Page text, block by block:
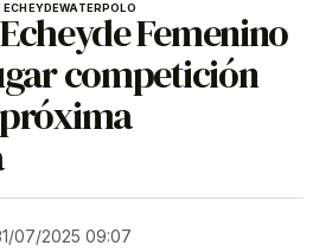
ECHEYDEWATERPOLO Femenino
competición
07/2025 09:07